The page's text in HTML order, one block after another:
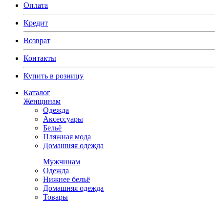
Оплата
Кредит
Возврат
Контакты
Купить в розницу
Каталог
Женщинам
Одежда
Аксессуары
Бельё
Пляжная мода
Домашняя одежда
Мужчинам
Одежда
Нижнее бельё
Домашняя одежда
Товары